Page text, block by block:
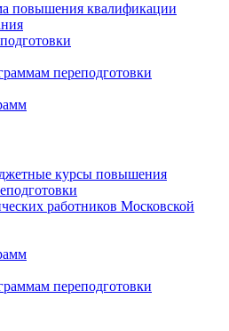
повышения квалификации
переподготовки
курсы повышения
работников Московской
переподготовки